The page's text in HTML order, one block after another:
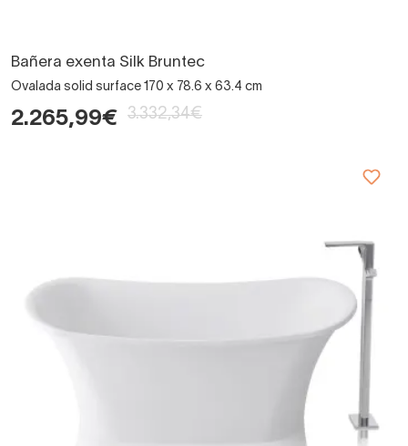
Bañera exenta Silk Bruntec
Ovalada solid surface 170 x 78.6 x 63.4 cm
2.265,99€ 3.332,34€